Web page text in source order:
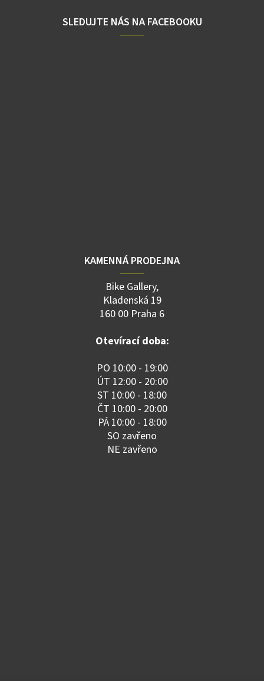
SLEDUJTE NÁS NA FACEBOOKU
KAMENNÁ PRODEJNA
Bike Gallery,
Kladenská 19
160 00 Praha 6
Otevírací doba:
PO 10:00 - 19:00
ÚT 12:00 - 20:00
ST 10:00 - 18:00
ČT 10:00 - 20:00
PÁ 10:00 - 18:00
SO zavřeno
NE zavřeno